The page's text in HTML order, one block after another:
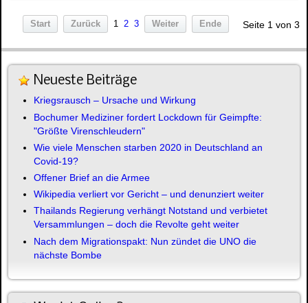
Seite 1 von 3
Start Zurück 1 2 3 Weiter Ende
Neueste Beiträge
Kriegsrausch – Ursache und Wirkung
Bochumer Mediziner fordert Lockdown für Geimpfte:
"Größte Virenschleudern"
Wie viele Menschen starben 2020 in Deutschland an
Covid-19?
Offener Brief an die Armee
Wikipedia verliert vor Gericht – und denunziert weiter
Thailands Regierung verhängt Notstand und verbietet
Versammlungen – doch die Revolte geht weiter
Nach dem Migrationspakt: Nun zündet die UNO die
nächste Bombe